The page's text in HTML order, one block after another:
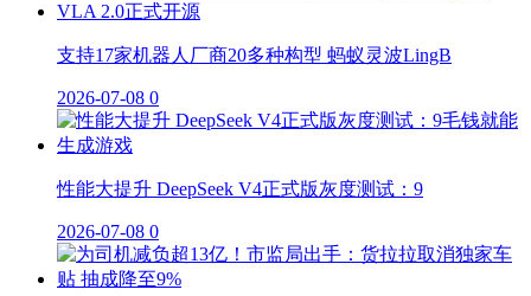
支持17家机器人厂商20多种构型 蚂蚁灵波LingB
2026-07-08 0
性能大提升 DeepSeek V4正式版灰度测试：9
2026-07-08 0